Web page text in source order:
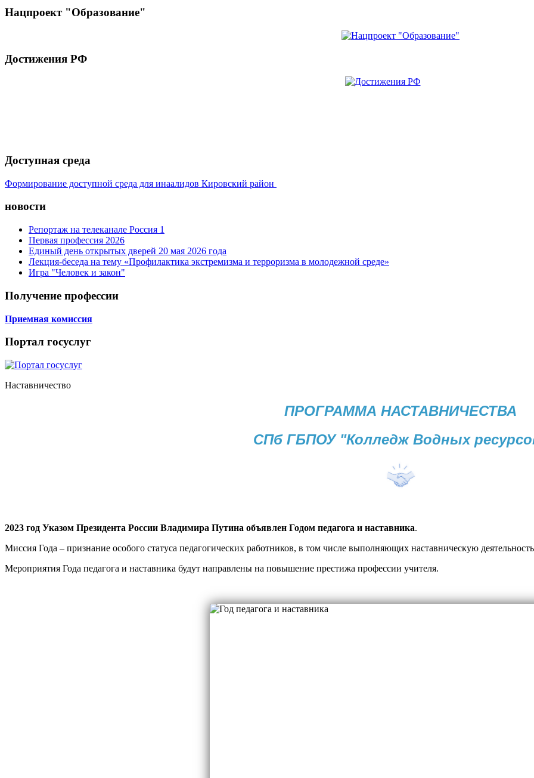
Нацпроект "Образование"
Достижения РФ
Доступная среда
Формирование доступной среда для инаалидов Кировский район
новости
Репортаж на телеканале Россия 1
Первая профессия 2026
Единый день открытых дверей 20 мая 2026 года
Лекция-беседа на тему «Профилактика экстремизма и терроризма в молодежной среде»
Игра "Человек и закон"
Получение профессии
Приемная комиссия
Портал госуслуг
Наставничество
ПРОГРАММА НАСТАВНИЧЕСТВА
СПб ГБПОУ "Колледж Водных
2023 год Указом Президента России Владимира Путина объявлен Годом педагога и наставника.
Миссия Года – признание особого статуса педагогических работников, в том числе выполняющих наставническую
Мероприятия Года педагога и наставника будут направлены на повышение престижа профессии учителя.